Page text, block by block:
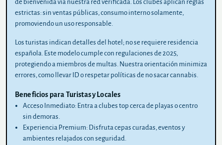
de bienvenida vía nuestra red verificada. Los clubes aplican reglas
estrictas: sin ventas públicas, consumo interno solamente,
promoviendo un uso responsable.
Los turistas indican detalles del hotel; no se requiere residencia
española. Este modelo cumple con regulaciones de 2025,
protegiendo a miembros de multas. Nuestra orientación minimiza
errores, como llevar ID o respetar políticas de no sacar cannabis.
Beneficios para Turistas y Locales
Acceso Inmediato: Entra a clubes top cerca de playas o centro
sin demoras.
Experiencia Premium: Disfruta cepas curadas, eventos y
ambientes relajados con seguridad.